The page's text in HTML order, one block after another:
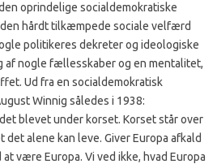
oprindelige socialdemokratiske
hårdt tilkæmpede sociale velfærd
politikeres dekreter og ideologiske
af nogle fællesskaber og en mentalitet,
Ud fra en socialdemokratisk
Winnig således i 1938:
blevet under korset. Korset står over
det alene kan leve. Giver Europa afkald
være Europa. Vi ved ikke, hvad Europa